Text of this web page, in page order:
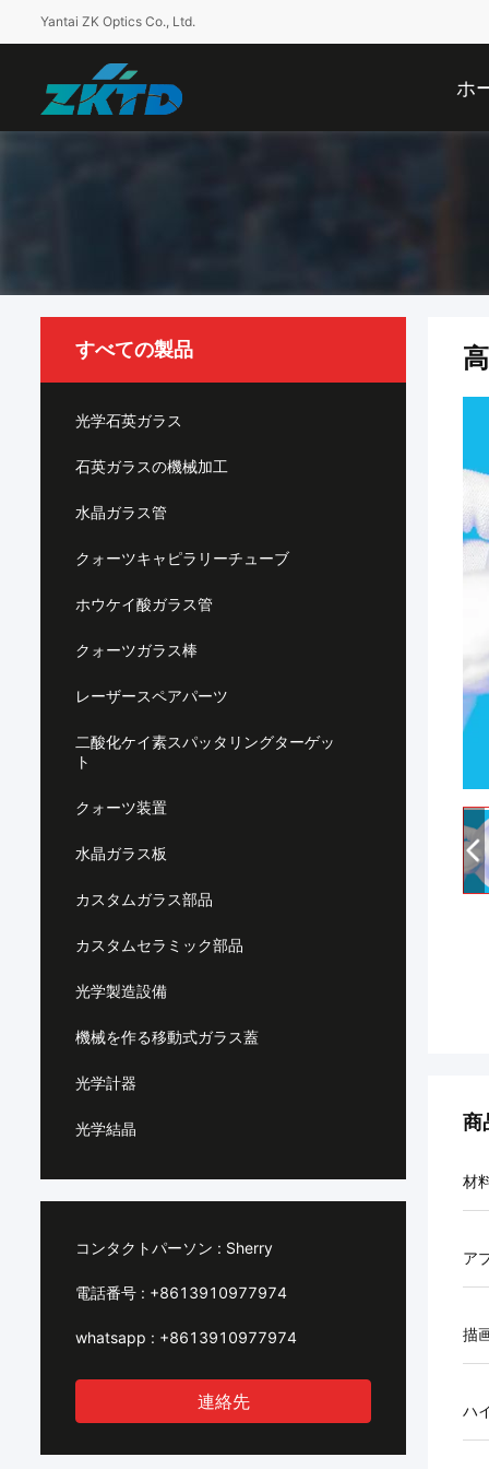
Yantai ZK Optics Co., Ltd.
ホ
すべての製品
光学石英ガラス
石英ガラスの機械加工
水晶ガラス管
クォーツキャピラリーチューブ
ホウケイ酸ガラス管
クォーツガラス棒
レーザースペアパーツ
二酸化ケイ素スパッタリングターゲッ
ト
クォーツ装置
水晶ガラス板
カスタムガラス部品
カスタムセラミック部品
光学製造設備
機械を作る移動式ガラス蓋
光学計器
光学結晶
コンタクトパーソン : Sherry
電話番号 : +8613910977974
whatsapp : +8613910977974
連絡先
商
材
ア
描
ハ